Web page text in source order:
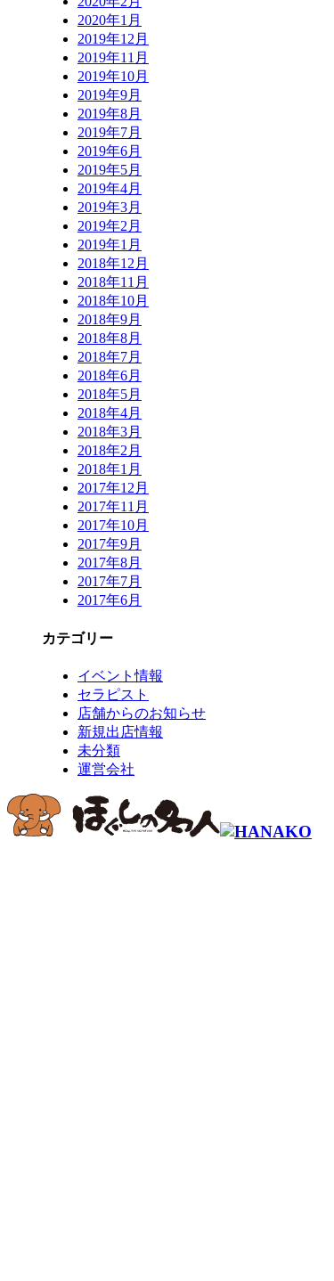
2020年1月
2019年12月
2019年11月
2019年10月
2019年9月
2019年8月
2019年7月
2019年6月
2019年5月
2019年4月
2019年3月
2019年2月
2019年1月
2018年12月
2018年11月
2018年10月
2018年9月
2018年8月
2018年7月
2018年6月
2018年5月
2018年4月
2018年3月
2018年2月
2018年1月
2017年12月
2017年11月
2017年10月
2017年9月
2017年8月
2017年7月
2017年6月
カテゴリー
イベント情報
セラピスト
店舗からのお知らせ
新規出店情報
未分類
運営会社